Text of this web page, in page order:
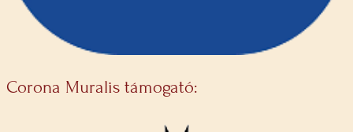
Corona Muralis támogató: